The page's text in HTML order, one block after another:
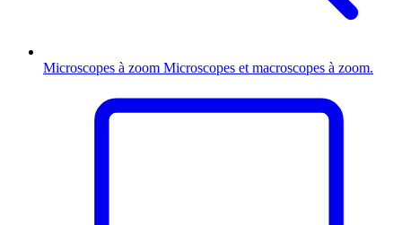
Microscopes à zoom Microscopes et macroscopes à zoom.